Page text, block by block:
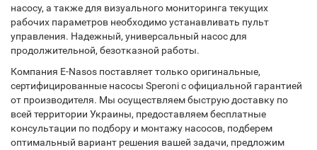
насосу, а также для визуального мониторинга текущих
рабочих параметров необходимо устанавливать пульт
управления. Надежный, универсальный насос для
продолжительной, безотказной работы.
Компания E-Nasos поставляет только оригинальные,
сертифицированные насосы Speroni с официальной гарантией
от производителя. Мы осуществляем быструю доставку по
всей территории Украины, предоставляем бесплатные
консультации по подбору и монтажу насосов, подберем
оптимальный вариант решения вашей задачи, предложим